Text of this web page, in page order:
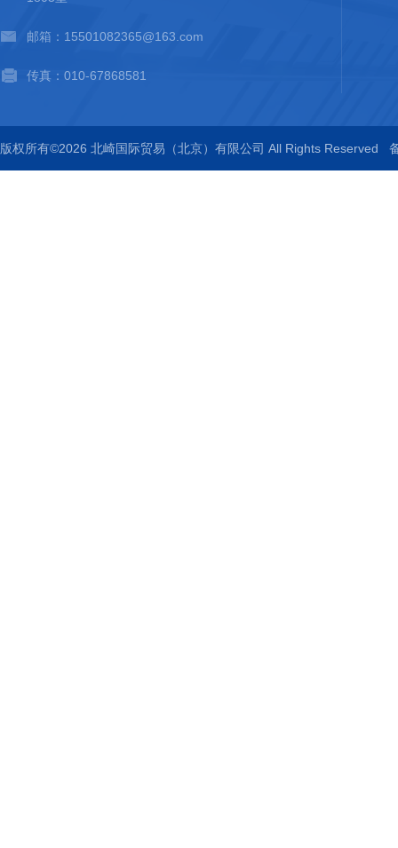
邮箱：15501082365@163.com
传真：010-67868581
版权所有©2026 北崎国际贸易（北京）有限公司 All Rights Reserved